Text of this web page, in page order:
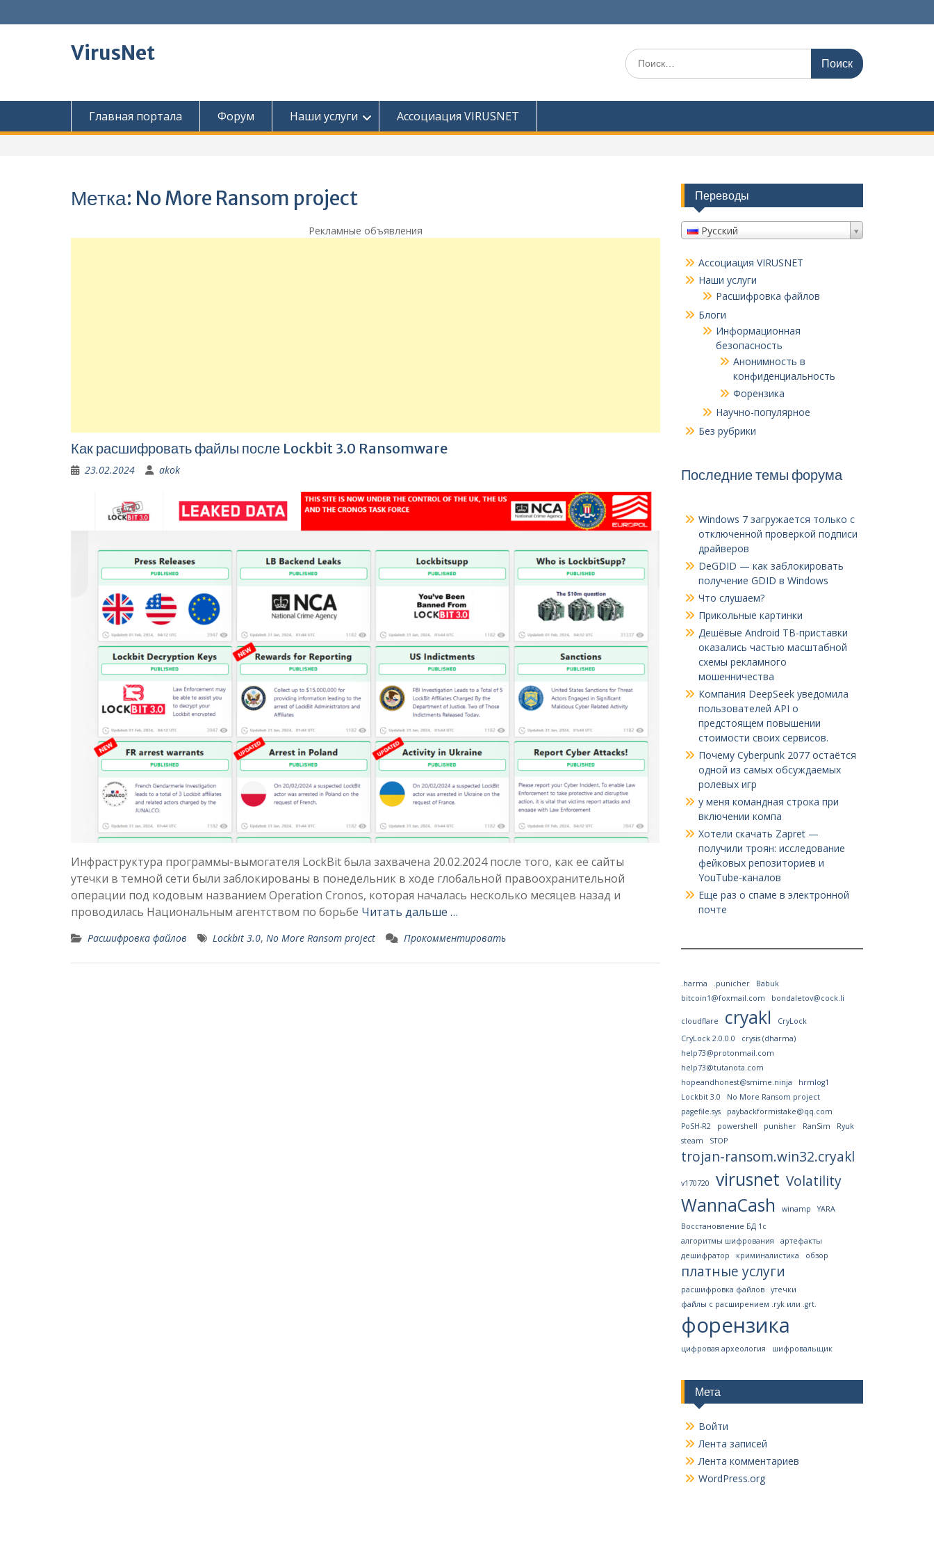
к
VirusNet
Поиск
по:
Главная портала Форум Наши услуги Ассоциация VIRUSNET
Метка: No More Ransom project
Рекламные объявления
Как расшифровать файлы после Lockbit 3.0 Ransomware
23.02.2024 akok
Инфраструктура программы-вымогателя LockBit была захвачена 20.02.2024 после того, как ее сайты
утечки в темной сети были заблокированы в понедельник в ходе глобальной правоохранительной
операции под кодовым названием Operation Cronos, которая началась несколько месяцев назад и
проводилась Национальным агентством по борьбе Читать дальше …
Расшифровка файлов Lockbit 3.0, No More Ransom project Прокомментировать
Переводы
Русский
Ассоциация VIRUSNET
Наши услуги
Расшифровка файлов
Блоги
Информационная
безопасность
Анонимность в
конфиденциальность
Форензика
Научно-популярное
Без рубрики
Последние темы форума
Windows 7 загружается только с
отключенной проверкой подписи
драйверов
DeGDID — как заблокировать
получение GDID в Windows
Что слушаем?
Прикольные картинки
Дешёвые Android ТВ-приставки
оказались частью масштабной
схемы рекламного
мошенничества
Компания DeepSeek уведомила
пользователей API о
предстоящем повышении
стоимости своих сервисов.
Почему Cyberpunk 2077 остаётся
одной из самых обсуждаемых
ролевых игр
у меня командная строка при
включении компа
Хотели скачать Zapret —
получили троян: исследование
фейковых репозиториев и
YouTube-каналов
Еще раз о спаме в электронной
почте
.harma .punicher
Babuk
bitcoin1@foxmail.com
bondaletov@cock.li
cloudflare cryakl
CryLock
CryLock 2.0.0.0
crysis (dharma)
help73@protonmail.com
help73@tutanota.com
hopeandhonest@smime.ninja
hrmlog1
Lockbit 3.0
No More Ransom project
pagefile.sys
paybackformistake@qq.com
PoSH-R2
powershell punisher RanSim
Ryuk
steam
STOP
trojan-ransom.win32.cryakl
v170720 virusnet Volatility
WannaCash winamp
YARA
Восстановление БД 1с
алгоритмы шифрования
артефакты
дешифратор
криминалистика обзор
платные услуги
расшифровка файлов
утечки
файлы с расширением .ryk или .grt.
форензика
цифровая археология шифровальщик
Мета
Войти
Лента записей
Лента комментариев
WordPress.org